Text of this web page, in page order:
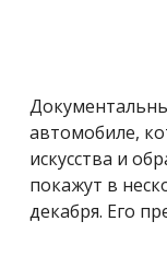
автомобиле,
искусства и
покажут в
декабря. Его